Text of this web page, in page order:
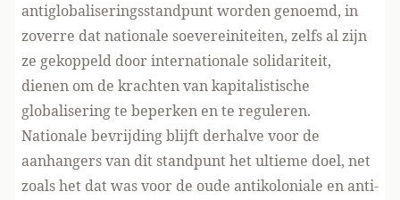
antiglobaliseringsstandpunt worden genoemd, in
zoverre dat nationale soevereiniteiten, zelfs al zijn
ze gekoppeld door internationale solidariteit,
dienen om de krachten van kapitalistische
globalisering te beperken en te reguleren.
Nationale bevrijding blijft derhalve voor de
aanhangers van dit standpunt het ultieme doel, net
zoals het dat was voor de oude antikoloniale en anti-